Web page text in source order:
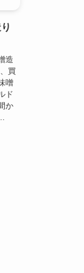
造
買
噌
ド
か